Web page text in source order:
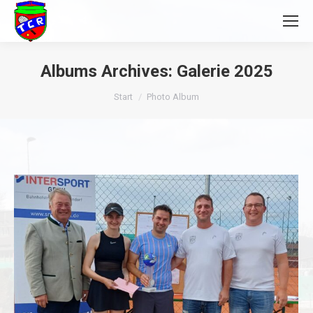
Albums Archives: Galerie 2025
Sie befinden sich hier:
Start Photo Album